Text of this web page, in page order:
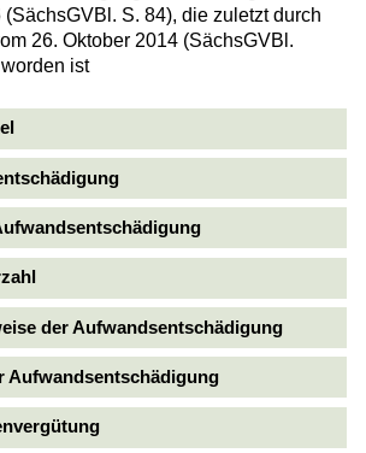
S. 84), die zuletzt durch
26. Oktober 2014 (SächsGVBl.
ist
der Aufwandsentschädigung
Aufwandsentschädigung